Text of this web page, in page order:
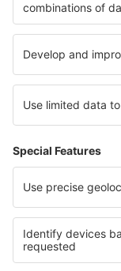
Cazare în Saas-Fee
Cazare în St. Moritz
Cazare in Salzburg